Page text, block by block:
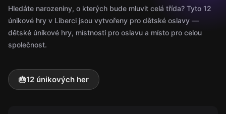
Hledáte narozeniny, o kterých bude mluvit celá třída? Tyto 12
únikové hry v Liberci jsou vytvořeny pro dětské oslavy —
dětské únikové hry, místnosti pro oslavu a místo pro celou
společnost.
🎂12 únikových her